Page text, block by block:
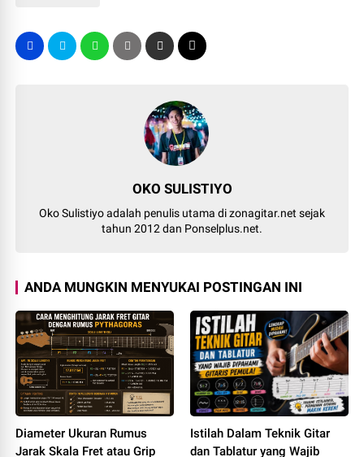
OKO SULISTIYO
Oko Sulistiyo adalah penulis utama di zonagitar.net sejak
tahun 2012 dan Ponselplus.net.
ANDA MUNGKIN MENYUKAI POSTINGAN INI
Diameter Ukuran Rumus
Jarak Skala Fret atau Grip
Istilah Dalam Teknik Gitar
dan Tablatur yang Wajib